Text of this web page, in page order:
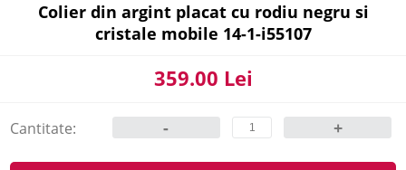
Colier din argint placat cu rodiu negru si
cristale mobile 14-1-i55107
359.00 Lei
Cantitate: - +